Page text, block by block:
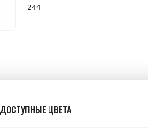
244
ДОСТУПНЫЕ ЦВЕТА